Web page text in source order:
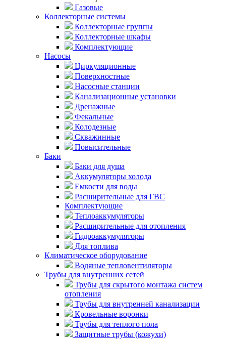
Газовые
Коллекторные системы
Коллекторные группы
Коллекторные шкафы
Комплектующие
Насосы
Циркуляционные
Поверхностные
Насосные станции
Канализационные установки
Дренажные
Фекальные
Колодезные
Скважинные
Повысительные
Баки
Баки для душа
Аккумуляторы холода
Емкости для воды
Расширительные для ГВС
Комплектующие
Теплоаккумуляторы
Расширительные для отопления
Гидроаккумуляторы
Для топлива
Климатическое оборудование
Водяные тепловентиляторы
Трубы для внутренних сетей
Трубы для скрытого монтажа систем
отопления
Трубы для внутренней канализации
Кровельные воронки
Трубы для теплого пола
Защитные трубы (кожухи)